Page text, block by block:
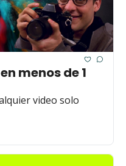
menos de 1
video solo